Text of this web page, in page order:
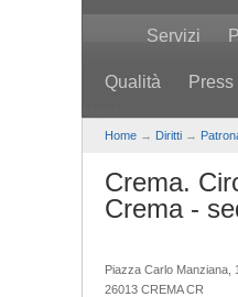
Servizi
Qualità Press
Home → Diritti →
Crema.
Crema -
Piazza Carlo Manziana,
26013 CREMA CR